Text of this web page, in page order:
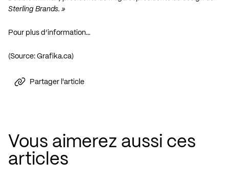
Sterling Brands. »
Pour plus d’information…
(Source: Grafika.ca)
Partager l'article
Vous aimerez aussi ces
articles